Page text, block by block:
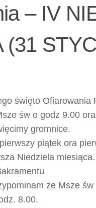
– IV
(31
święto
św o godz 9.00
gromnice.
piątek ora
Niedziela
ze Msze
8.00.